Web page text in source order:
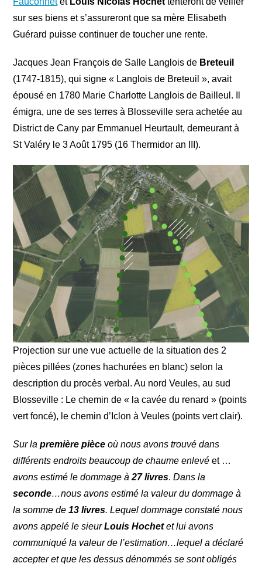
sur ses biens et s’assureront que sa mère Elisabeth
Guérard puisse continuer de toucher une rente.
Jacques Jean François de Salle Langlois de Breteuil
(1747-1815), qui signe « Langlois de Breteuil », avait
épousé en 1780 Marie Charlotte Langlois de Bailleul. Il
émigra, une de ses terres à Blosseville sera achetée au
District de Cany par Emmanuel Heurtault, demeurant à
St Valéry le 3 Août 1795 (16 Thermidor an III).
Projection sur une vue actuelle de la situation des 2
pièces pillées (zones hachurées en blanc) selon la
description du procès verbal. Au nord Veules, au sud
Blosseville : Le chemin de « la cavée du renard » (points
vert foncé), le chemin d’Iclon à Veules (points vert clair).
Sur lapremière pièce où nous avons trouvé dans
différents endroits beaucoup de chaume enlevé et …
avons estimé le dommage à27 livres.Dans la
seconde…nous avons estimé la valeur du dommage à
la somme de13 livres. Lequel dommage constaté nous
avons appelé le sieurLouis Hochetet lui avons
communiqué la valeur de l’estimation…lequel a déclaré
accepter et que les dessus dénommés se sont obligés